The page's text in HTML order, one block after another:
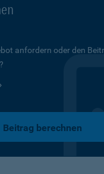
anfordern oder den
Beitrag berechnen